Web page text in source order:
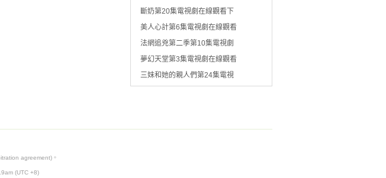
斷奶第20集電視劇在線觀看下
美人心計第6集電視劇在線觀看
法網追兇第二季第10集電視劇
夢幻天堂第3集電視劇在線觀看
三妹和她的親人們第24集電視
agreement)。
(UTC +8)